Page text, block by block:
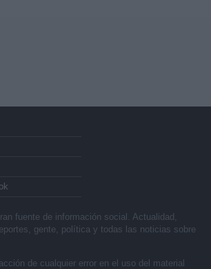
fuente de información social. Actualidad,
gente, política y todas las noticias sobre
de cualquier error en el uso del material